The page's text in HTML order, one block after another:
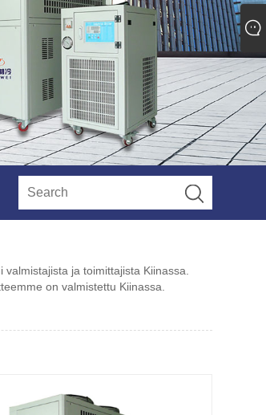
ja toimittajista Kiinassa.
on valmistettu Kiinassa.